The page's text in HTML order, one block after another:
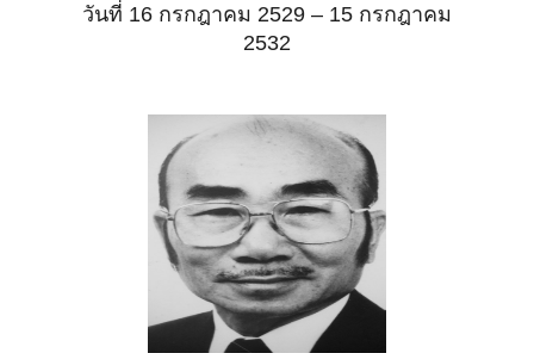
วันที่ 16 กรกฎาคม 2529 – 15 กรกฎาคม
2532